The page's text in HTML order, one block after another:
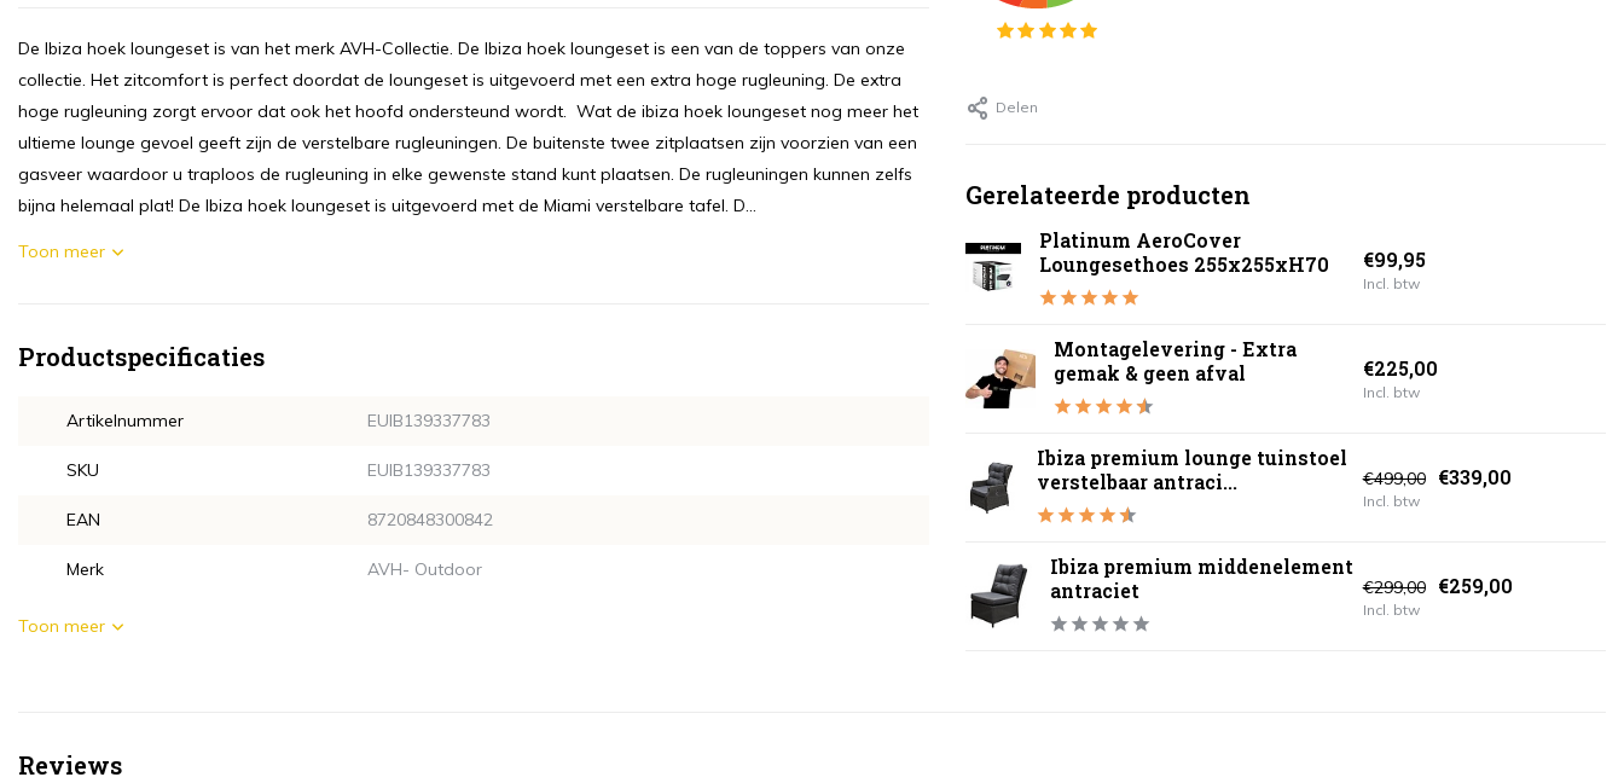
De Ibiza hoek loungeset is van het merk AVH-Collectie. De Ibiza hoek loungeset is een van de toppers van onze
collectie. Het zitcomfort is perfect doordat de loungeset is uitgevoerd met een extra hoge rugleuning. De extra
hoge rugleuning zorgt ervoor dat ook het hoofd ondersteund wordt. Wat de ibiza hoek loungeset nog meer het
ultieme lounge gevoel geeft zijn de verstelbare rugleuningen. De buitenste twee zitplaatsen zijn voorzien van een
gasveer waardoor u traploos de rugleuning in elke gewenste stand kunt plaatsen. De rugleuningen kunnen zelfs
bijna helemaal plat! De Ibiza hoek loungeset is uitgevoerd met de Miami verstelbare tafel. D...
Toon meer
Productspecificaties
Artikelnummer EUIB139337783
SKU EUIB139337783
EAN 8720848300842
Merk AVH- Outdoor
Toon meer
Delen
Gerelateerde producten
Platinum AeroCover
Loungesethoes 255x255xH70
€99,95
Incl. btw
Montagelevering - Extra
gemak & geen afval
€225,00
Incl. btw
Ibiza premium lounge tuinstoel
verstelbaar antraci...
€499,00 €339,00
Incl. btw
Ibiza premium middenelement
antraciet
€299,00 €259,00
Incl. btw
Reviews